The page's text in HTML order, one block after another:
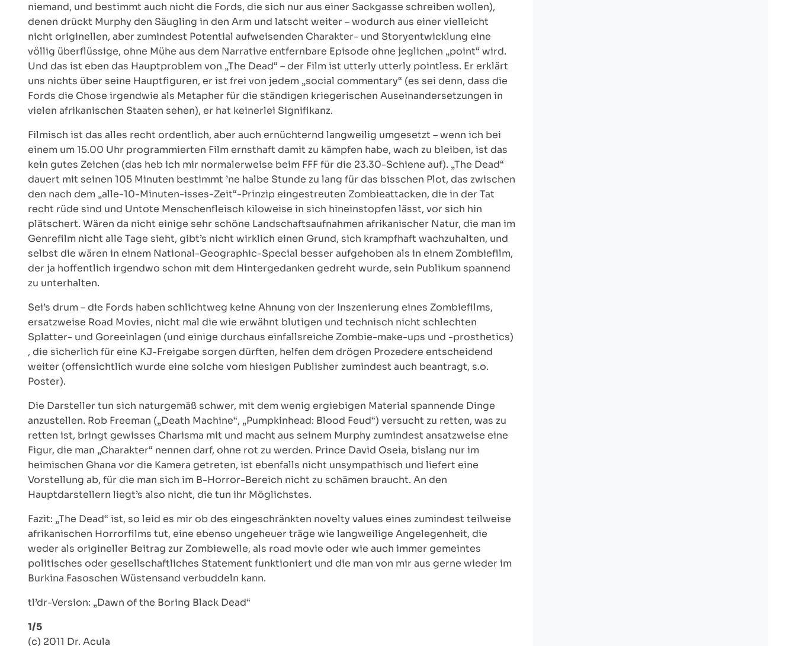
niemand, und bestimmt auch nicht die Fords, die sich nur aus einer Sackgasse schreiben wollen),
denen drückt Murphy den Säugling in den Arm und latscht weiter – wodurch aus einer vielleicht
nicht originellen, aber zumindest Potential aufweisenden Charakter- und Storyentwicklung eine
völlig überflüssige, ohne Mühe aus dem Narrative entfernbare Episode ohne jeglichen „point“ wird.
Und das ist eben das Hauptproblem von „The Dead“ – der Film ist utterly utterly pointless. Er erklärt
uns nichts über seine Hauptfiguren, er ist frei von jedem „social commentary“ (es sei denn, dass die
Fords die Chose irgendwie als Metapher für die ständigen kriegerischen Auseinandersetzungen in
vielen afrikanischen Staaten sehen), er hat keinerlei Signifikanz.
Filmisch ist das alles recht ordentlich, aber auch ernüchternd langweilig umgesetzt – wenn ich bei
einem um 15.00 Uhr programmierten Film ernsthaft damit zu kämpfen habe, wach zu bleiben, ist das
kein gutes Zeichen (das heb ich mir normalerweise beim FFF für die 23.30-Schiene auf). „The Dead“
dauert mit seinen 105 Minuten bestimmt ’ne halbe Stunde zu lang für das bisschen Plot, das zwischen
den nach dem „alle-10-Minuten-isses-Zeit“-Prinzip eingestreuten Zombieattacken, die in der Tat
recht rüde sind und Untote Menschenfleisch kiloweise in sich hineinstopfen lässt, vor sich hin
plätschert. Wären da nicht einige sehr schöne Landschaftsaufnahmen afrikanischer Natur, die man im
Genrefilm nicht alle Tage sieht, gibt’s nicht wirklich einen Grund, sich krampfhaft wachzuhalten, und
selbst die wären in einem National-Geographic-Special besser aufgehoben als in einem Zombiefilm,
der ja hoffentlich irgendwo schon mit dem Hintergedanken gedreht wurde, sein Publikum spannend
zu unterhalten.
Sei’s drum – die Fords haben schlichtweg keine Ahnung von der Inszenierung eines Zombiefilms,
ersatzweise Road Movies, nicht mal die wie erwähnt blutigen und technisch nicht schlechten
Splatter- und Goreeinlagen (und einige durchaus einfallsreiche Zombie-make-ups und -prosthetics)
, die sicherlich für eine KJ-Freigabe sorgen dürften, helfen dem drögen Prozedere entscheidend
weiter (offensichtlich wurde eine solche vom hiesigen Publisher zumindest auch beantragt, s.o.
Poster).
Die Darsteller tun sich naturgemäß schwer, mit dem wenig ergiebigen Material spannende Dinge
anzustellen. Rob Freeman („Death Machine“, „Pumpkinhead: Blood Feud“) versucht zu retten, was zu
retten ist, bringt gewisses Charisma mit und macht aus seinem Murphy zumindest ansatzweise eine
Figur, die man „Charakter“ nennen darf, ohne rot zu werden. Prince David Oseia, bislang nur im
heimischen Ghana vor die Kamera getreten, ist ebenfalls nicht unsympathisch und liefert eine
Vorstellung ab, für die man sich im B-Horror-Bereich nicht zu schämen braucht. An den
Hauptdarstellern liegt’s also nicht, die tun ihr Möglichstes.
Fazit: „The Dead“ ist, so leid es mir ob des eingeschränkten novelty values eines zumindest teilweise
afrikanischen Horrorfilms tut, eine ebenso ungeheuer träge wie langweilige Angelegenheit, die
weder als origineller Beitrag zur Zombiewelle, als road movie oder wie auch immer gemeintes
politisches oder gesellschaftliches Statement funktioniert und die man von mir aus gerne wieder im
Burkina Fasoschen Wüstensand verbuddeln kann.
tl’dr-Version: „Dawn of the Boring Black Dead“
1/5
(c) 2011 Dr. Acula